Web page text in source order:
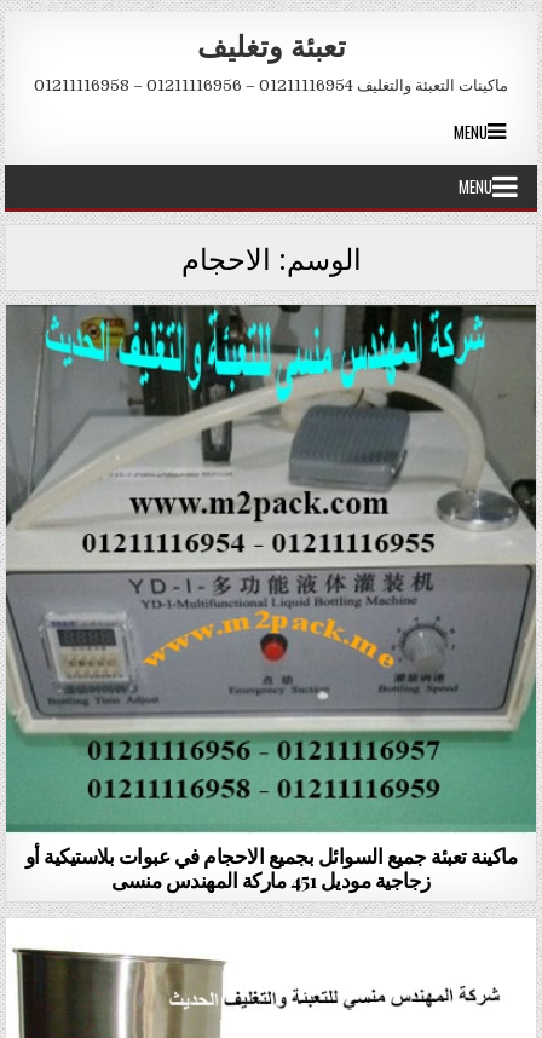
Skip to content
تعبئة وتغليف
ماكينات التعبئة والتغليف 01211116954 – 01211116956 – 01211116958
MENU
MENU
الوسم: الاحجام
ماكينة تعبئة جميع السوائل بجميع الاحجام في عبوات بلاستيكية أو
زجاجية موديل 451 ماركة المهندس منسى